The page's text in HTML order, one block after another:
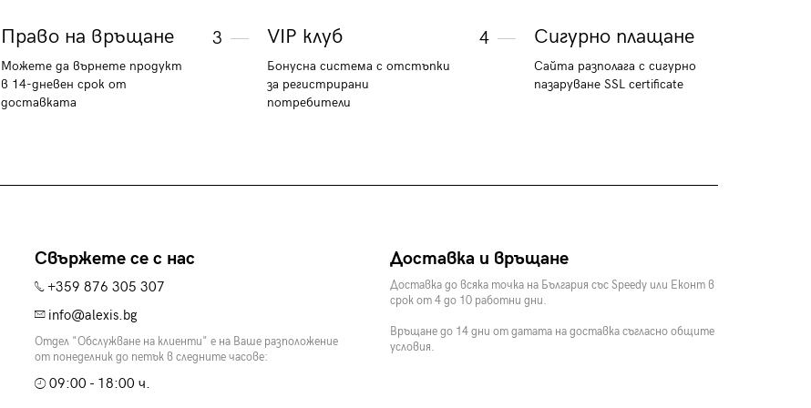
Право на връщане
Можете да върнете продукт
в 14-дневен срок от
доставката
3 VIP клуб
Бонусна система с отстъпки
за регистрирани
потребители
4 Сигурно плащане
Сайта разполага с сигурно
пазаруване SSL certificate
Свържете се с нас
+359 876 305 307
info@alexis.bg
Отдел "Обслужване на клиенти" е на Ваше разположение
от понеделник до петък в следните часове:
09:00 - 18:00 ч.
Доставка и връщане
Доставка до всяка точка на България със Speedy или Еконт в
срок от 4 до 10 работни дни.
Връщане до 14 дни от датата на доставка съгласно общите
условия.